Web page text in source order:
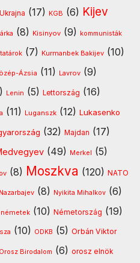
(17) KGB (6) Kijev
(8) Kisinyov (9) kommunisták
(7) Kurmanbek Bakijev (10)
Ázsia (11) Lavrov (9)
Lenin (5) Lettország (16)
(11) Luganszk (12) Lukasenko
(32) Majdan (17)
(49) Merkel (5)
(8) Moszkva (120) NATO
(8) Nyikita Mihalkov (6)
németek (10) Németország (19)
(10) ODKB (5) Orbán Viktor
Orosz Birodalom (6) orosz elnök